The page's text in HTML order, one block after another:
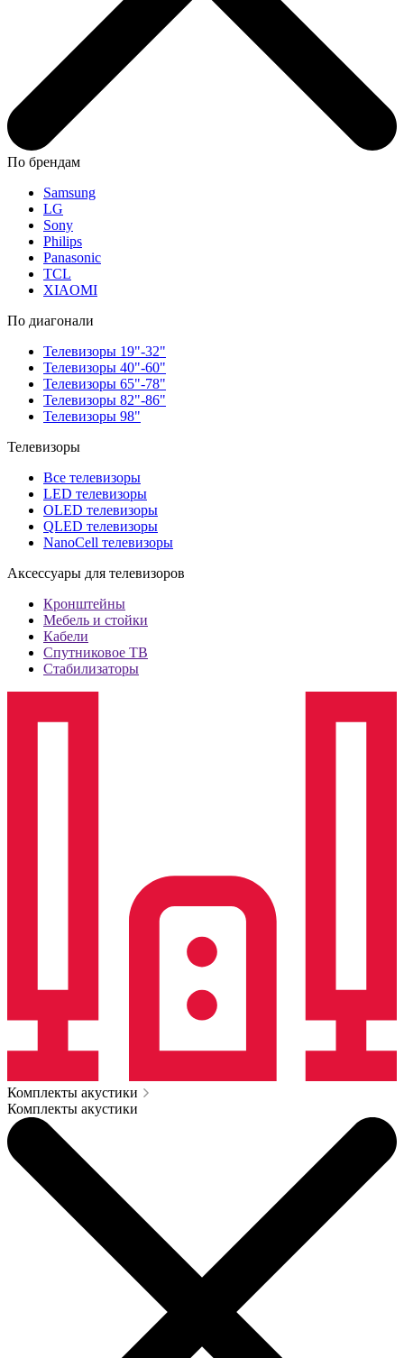
По брендам
Samsung
LG
Sony
Philips
Panasonic
TCL
XIAOMI
По диагонали
Телевизоры 19"-32"
Телевизоры 40"-60"
Телевизоры 65"-78"
Телевизоры 82"-86"
Телевизоры 98"
Телевизоры
Все телевизоры
LED телевизоры
OLED телевизоры
QLED телевизоры
NanoCell телевизоры
Аксессуары для телевизоров
Кронштейны
Мебель и стойки
Кабели
Спутниковое ТВ
Стабилизаторы
Комплекты акустики
Комплекты акустики